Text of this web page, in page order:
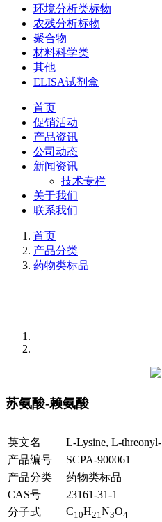
环境分析类标物
农残分析标物
聚合物
材料科学类
其他
ELISA试剂盒
首页
促销活动
产品资讯
公司动态
新闻资讯
技术专栏
关于我们
联系我们
首页
产品分类
药物类标品
苏氨酸-赖氨酸
英文名
L-Lysine, L-threonyl-
产品编号
SCPA-900061
产品分类
药物类标品
CAS号
23161-31-1
分子式
C10H21N3O4